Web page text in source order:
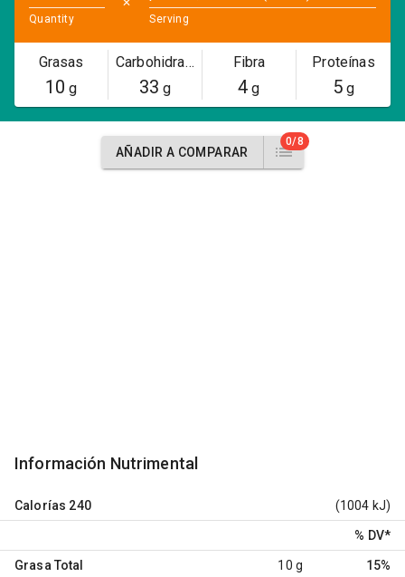
Quantity
✕
Serving
Grasas
10 g
Carbohidratos
33 g
Fibra
4 g
Proteínas
5g
AÑADIR A COMPARAR
0/8
Información Nutrimental
Calorías 240 (1004 kJ)
% DV*
Grasa Total 10 g 15%